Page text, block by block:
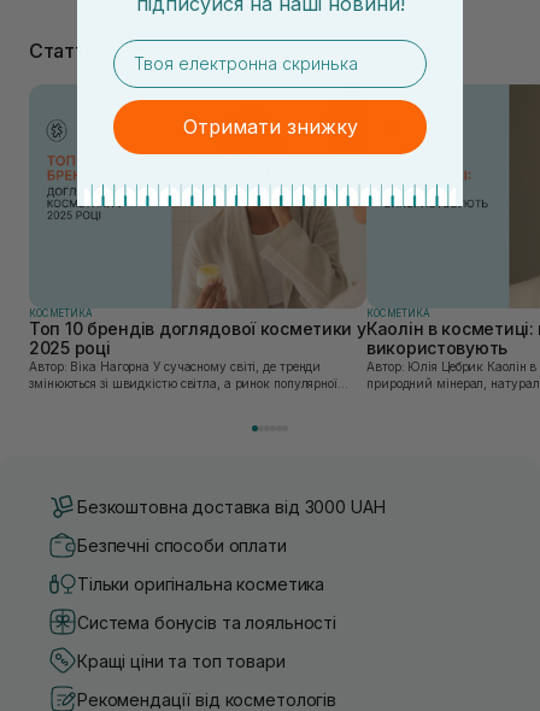
Статті
КОСМЕТИКА
Топ 10 брендів доглядової косметики у
2025 році
Автор: Віка Нагорна У сучасному світі, де тренди
змінюються зі швидкістю світла, а ринок популярної
КОСМЕТИКА
Каолін в
використовують
Автор: Юлія Цебрик Каолін в косметології – це
природний мінерал,
Безкоштовна доставка від 3000 UAH
Безпечні способи оплати
Тільки оригінальна косметика
Система бонусів та лояльності
Кращі ціни та топ товари
Рекомендації від косметологів
email
Отримати знижку